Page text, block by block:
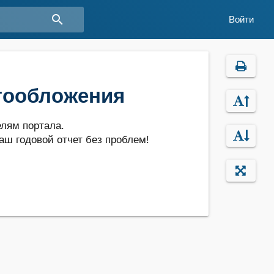
search Войти
портала.
годовой отчет без проблем!